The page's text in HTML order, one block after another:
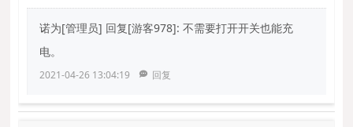
诺为[管理员] 回复[游客978]: 不需要打开开关也能充
电。
2021-04-26 13:04:19 回复